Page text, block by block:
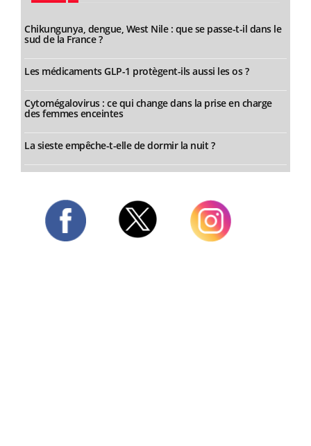
Chikungunya, dengue, West Nile : que se passe-t-il dans le
sud de la France ?
Les médicaments GLP-1 protègent-ils aussi les os ?
Cytomégalovirus : ce qui change dans la prise en charge
des femmes enceintes
La sieste empêche-t-elle de dormir la nuit ?